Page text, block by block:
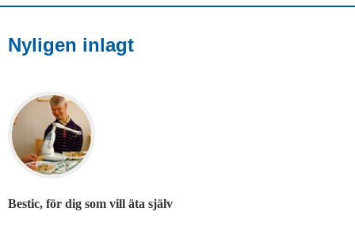
Nyligen inlagt
Bestic, för dig som vill äta själv